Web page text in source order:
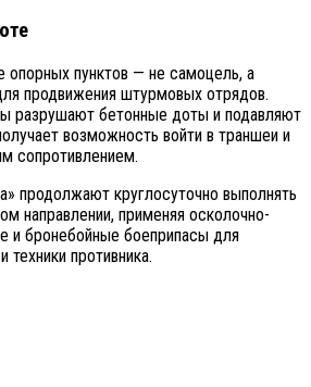
опорных пунктов — не самоцель, а
продвижения штурмовых отрядов.
разрушают бетонные доты и подавляют
возможность войти в траншеи и
сопротивлением.
продолжают круглосуточно выполнять
направлении, применяя осколочно-
и бронебойные боеприпасы для
противника.